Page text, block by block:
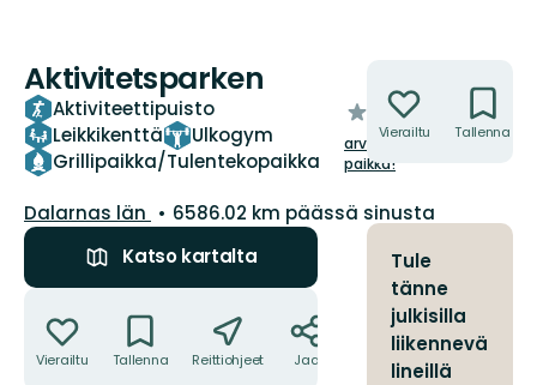
Aktivitetsparken
Aktiviteettipuisto
Leikkikenttä
Ulkogym
Grillipaikka/Tulentekopaikka
/5
tähteä
arvioi tämä
paikka!
Kunta:
Dalarnas län
6586.02 km päässä sinusta
Katso kartalta
Vierailtu Tallenna Reittiohjeet Jaa
Vierailtu Tallenna
Tule
tänne
julkisilla
liikennevä
lineillä